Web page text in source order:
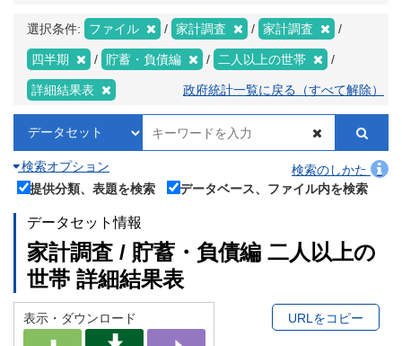
選択条件: ファイル 家計調査 家計調査
四半期 貯蓄・負債編 二人以上の世帯
詳細結果表 政府統計一覧に戻る（すべて解除）
検索オプション
検索のしかた
提供分類、表題を検索
データベース、ファイル内を検索
データセット情報
家計調査 / 貯蓄・負債編 二人以上の
世帯 詳細結果表
表示・ダウンロード URLをコピー